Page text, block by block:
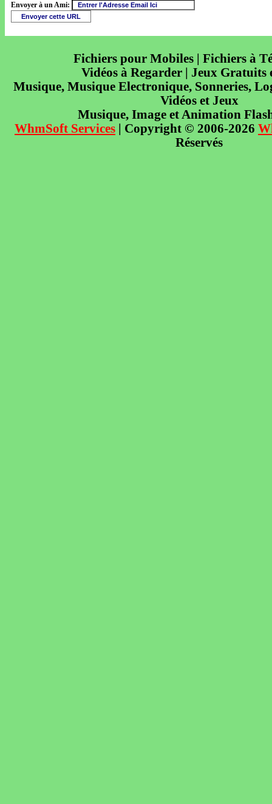
Envoyer à un Ami:
Fichiers pour Mobiles | Fichiers à
Vidéos à Regarder | Jeux Gratuits
Musique, Musique Electronique, Sonneries,
Vidéos et Jeux
Musique, Image et Animation
WhmSoft Services | Copyright © 2006-2026
Réservés